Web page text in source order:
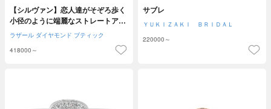
【シルヴァン】恋人達がそぞろ歩く
小径のように端麗なストレートアー
ムと厳選の輝き
ラザール ダイヤモンド ブティック
418000～
サブレ
ＹＵＫＩＺＡＫＩ ＢＲＩＤＡＬ
220000～